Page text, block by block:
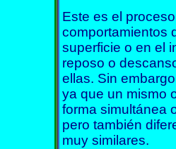
Este es el
comportamientos
superficie o en el
reposo o
ellas. Sin
ya que un mismo
forma simultánea
pero también
muy similares.